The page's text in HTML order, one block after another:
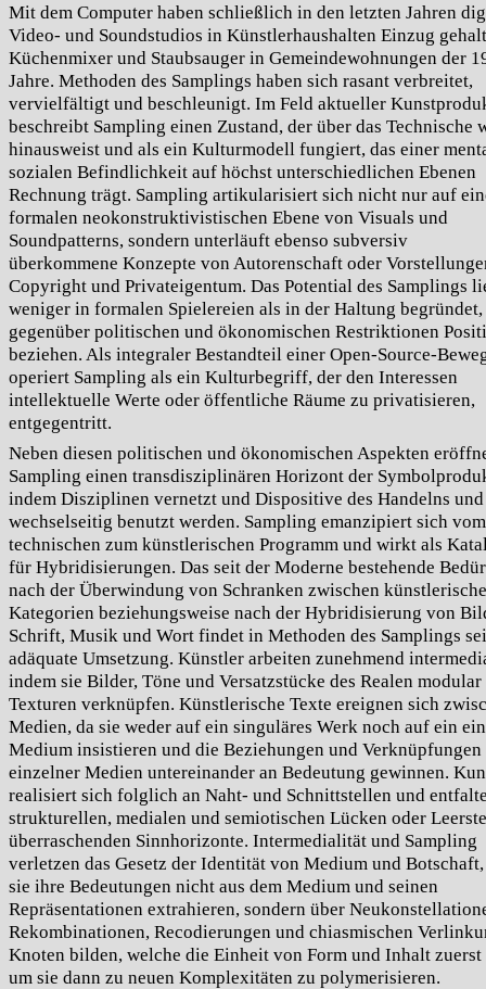
Mit dem Computer haben schließlich in den letzten Jahren
Video- und Soundstudios in Künstlerhaushalten Einzug
Küchenmixer und Staubsauger in Gemeindewohnungen der
Jahre. Methoden des Samplings haben sich rasant verbreitet,
vervielfältigt und beschleunigt. Im Feld aktueller
beschreibt Sampling einen Zustand, der über das Technische
hinausweist und als ein Kulturmodell fungiert, das einer
sozialen Befindlichkeit auf höchst unterschiedlichen Ebenen
Rechnung trägt. Sampling artikularisiert sich nicht nur auf
formalen neokonstruktivistischen Ebene von Visuals und
Soundpatterns, sondern unterläuft ebenso subversiv
überkommene Konzepte von Autorenschaft oder
Copyright und Privateigentum. Das Potential des Samplings
weniger in formalen Spielereien als in der Haltung begründet,
gegenüber politischen und ökonomischen Restriktionen
beziehen. Als integraler Bestandteil einer Open-Source-
operiert Sampling als ein Kulturbegriff, der den Interessen
intellektuelle Werte oder öffentliche Räume zu privatisieren,
entgegentritt.
Neben diesen politischen und ökonomischen Aspekten
Sampling einen transdisziplinären Horizont der
indem Disziplinen vernetzt und Dispositive des Handelns und
wechselseitig benutzt werden. Sampling emanzipiert sich vom
technischen zum künstlerischen Programm und wirkt als
für Hybridisierungen. Das seit der Moderne bestehende
nach der Überwindung von Schranken zwischen
Kategorien beziehungsweise nach der Hybridisierung von
Schrift, Musik und Wort findet in Methoden des Samplings
adäquate Umsetzung. Künstler arbeiten zunehmend
indem sie Bilder, Töne und Versatzstücke des Realen modular
Texturen verknüpfen. Künstlerische Texte ereignen sich
Medien, da sie weder auf ein singuläres Werk noch auf ein
Medium insistieren und die Beziehungen und Verknüpfungen
einzelner Medien untereinander an Bedeutung gewinnen.
realisiert sich folglich an Naht- und Schnittstellen und
strukturellen, medialen und semiotischen Lücken oder
überraschenden Sinnhorizonte. Intermedialität und Sampling
verletzen das Gesetz der Identität von Medium und
sie ihre Bedeutungen nicht aus dem Medium und seinen
Repräsentationen extrahieren, sondern über
Rekombinationen, Recodierungen und chiasmischen
Knoten bilden, welche die Einheit von Form und Inhalt zuerst
um sie dann zu neuen Komplexitäten zu polymerisieren.